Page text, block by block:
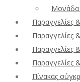
Μονάδα
Παραγγελίες
Παραγγελίες
Παραγγελίες
Παραγγελίες
Πίνακας